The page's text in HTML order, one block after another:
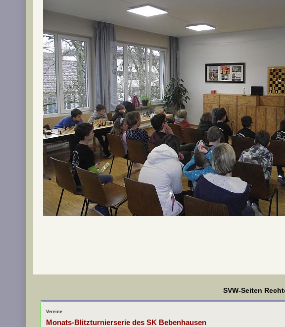
SVW-Seiten
Vereine
Monats-Blitzturnierserie des SK Bebenhausen